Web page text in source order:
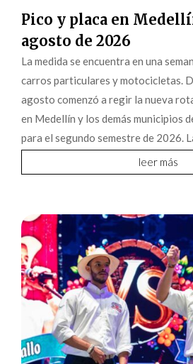
Pico y placa en
agosto de 2026
La medida se encuentra en una
carros particulares y motocicletas.
agosto comenzó a regir la nueva
en Medellín y los demás municipios
para el segundo semestre de 2026. La
leer más